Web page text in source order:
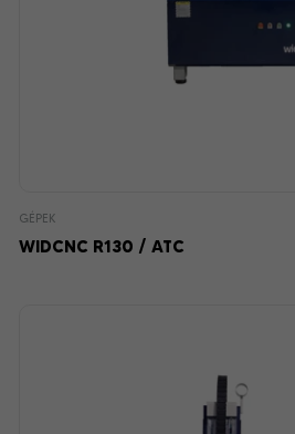
GÉPEK
WIDCNC R130 / ATC